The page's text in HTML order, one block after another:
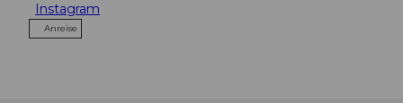
Instagram
Anreise